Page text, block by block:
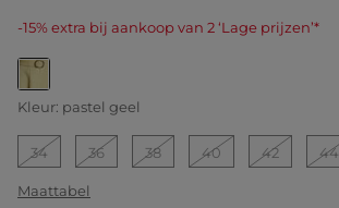
-15% extra bij aankoop van 2 ‘Lage prijzen’*
geselecteerd
Kleur: pastel geel
34 36 38 40 42 44
Maattabel